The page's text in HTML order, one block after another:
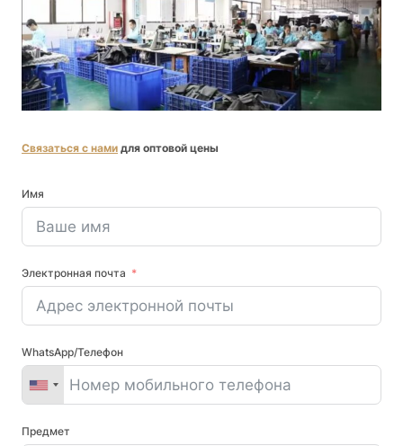
Связаться с нами для оптовой цены
Имя
Электронная почта
WhatsApp/Телефон
Предмет